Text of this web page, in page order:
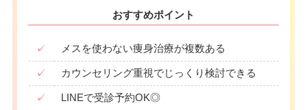
おすすめポイント
✓ メスを使わない痩身治療が複数ある
✓ カウンセリング重視でじっくり検討できる
✓ LINEで受診予約OK◎